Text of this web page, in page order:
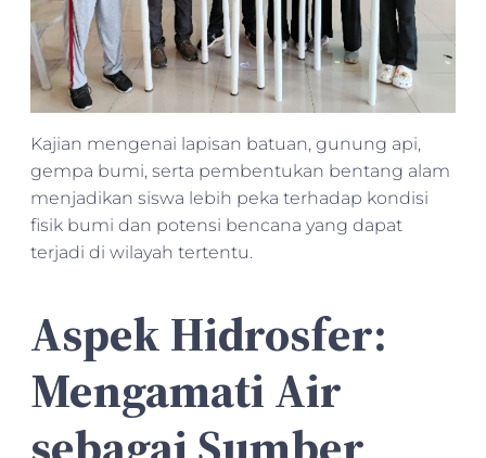
Kajian mengenai lapisan batuan, gunung api,
gempa bumi, serta pembentukan bentang alam
menjadikan siswa lebih peka terhadap kondisi
fisik bumi dan potensi bencana yang dapat
terjadi di wilayah tertentu.
Aspek Hidrosfer:
Mengamati Air